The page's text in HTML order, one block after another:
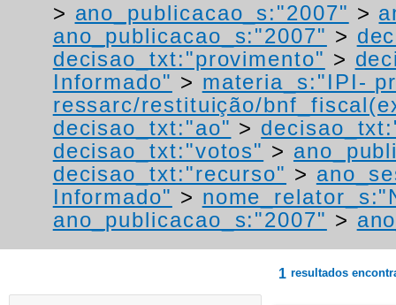
> ano_publicacao_s:"2007" >
ano_publicacao_s:"2007" >
decisao_txt:"provimento" >
Informado" > materia_s:"IPI-
ressarc/restituição/
decisao_txt:"ao" >
decisao_txt:"votos" >
decisao_txt:"recurso" >
Informado" >
ano_publicacao_s:"2007" >
1 resultados